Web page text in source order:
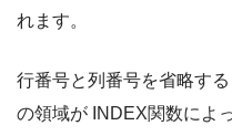
れます。
行番号と列番号を省略す
の領域が INDEX関数によ